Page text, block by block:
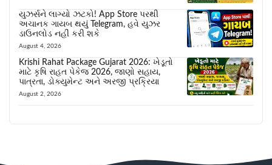
યુઝર્સને લાગ્યો ઝટકો! App Store પરથી
અચાનક ગાયબ થયું Telegram, હવે યુઝર
ડાઉનલોડ નહીં કરી શકે
August 4, 2026
Krishi Rahat Package Gujarat 2026: ખેડૂતો
માટે કૃષિ રાહત પેકેજ 2026, જાણો સહાય,
પાત્રતા, ડોક્યુમેન્ટ અને અરજી પ્રક્રિયા
August 2, 2026